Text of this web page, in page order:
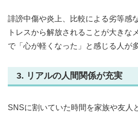
誹謗中傷や炎上、比較による劣等感
トレスから解放されることが大きな
で「心が軽くなった」と感じる人が
3. リアルの人間関係が充実
SNSに割いていた時間を家族や友人